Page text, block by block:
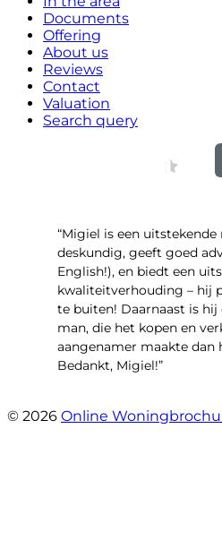
Documents
Offering
About us
Reviews
Contact
Valuation
Search query
“Migiel is een uitstekende
deskundig, geeft goed
English!), en biedt een
kwaliteitverhouding – hij
te buiten! Daarnaast is hij
man, die het kopen en
aangenamer maakte dan
Bedankt, Migiel!”
© 2026 Online